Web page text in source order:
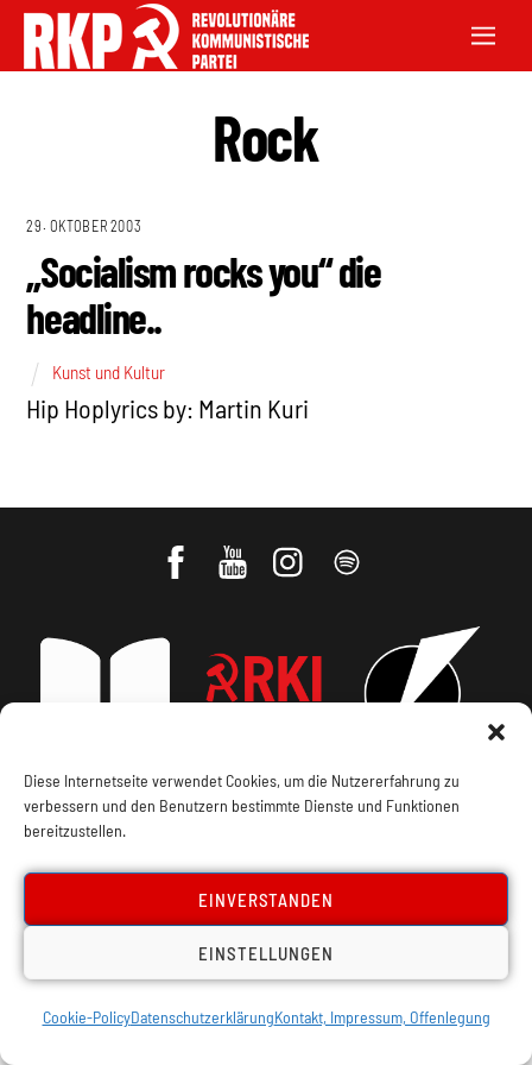
Diese Internetseite verwendet Cookies, um die Nutzererfahrung zu
verbessern und den Benutzern bestimmte Dienste und Funktionen
bereitzustellen.
EINVERSTANDEN
EINSTELLUNGEN
Cookie-PolicyDatenschutzerklärungKontakt, Impressum, Offenlegung
Rock
29. OKTOBER 2003
„Socialism rocks you“ die
headline..
Kunst und Kultur
Hip Hoplyrics by: Martin Kuri
Impressum, Offenlegung Cookie Policy
Datenschutz Kontakt